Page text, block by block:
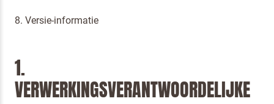
8. Versie-informatie
1.
VERWERKINGSVERANTWOORDELIJKE